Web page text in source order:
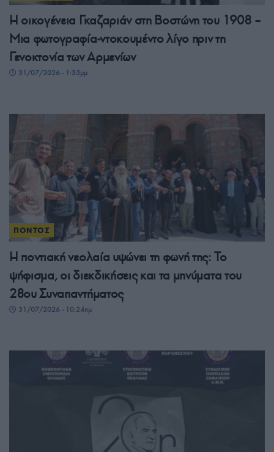
Η οικογένεια Γκαζαριάν στη Βοστώνη του 1908 –
Μια φωτογραφία-ντοκουμέντο λίγο πριν τη
Γενοκτονία των Αρμενίων
31/07/2026 - 1:35μμ
ΠΟΝΤΟΣ
Η ποντιακή νεολαία υψώνει τη φωνή της: Το
ψήφισμα, οι διεκδικήσεις και τα μηνύματα του
28ου Συναπαντήματος
31/07/2026 - 10:24πμ